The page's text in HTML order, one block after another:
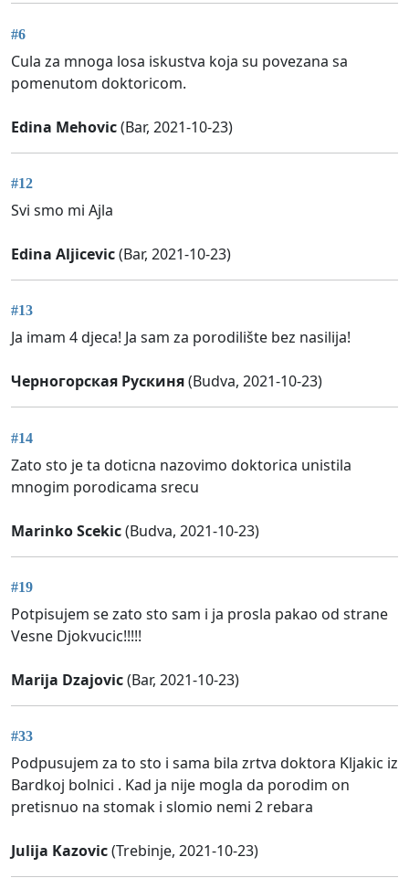
#6
Cula za mnoga losa iskustva koja su povezana sa
pomenutom doktoricom.
Edina Mehovic(Bar, 2021-10-23)
#12
Svi smo mi Ajla
Edina Aljicevic(Bar, 2021-10-23)
#13
Ja imam 4 djeca! Ja sam za porodilište bez nasilija!
Черногорская Рускиня(Budva, 2021-10-23)
#14
Zato sto je ta doticna nazovimo doktorica unistila
mnogim porodicama srecu
Marinko Scekic(Budva, 2021-10-23)
#19
Potpisujem se zato sto sam i ja prosla pakao od strane
Vesne Djokvucic!!!!!
Marija Dzajovic(Bar, 2021-10-23)
#33
Podpusujem za to sto i sama bila zrtva doktora Kljakic iz
Bardkoj bolnici . Kad ja nije mogla da porodim on
pretisnuo na stomak i slomio nemi 2 rebara
Julija Kazovic(Trebinje, 2021-10-23)